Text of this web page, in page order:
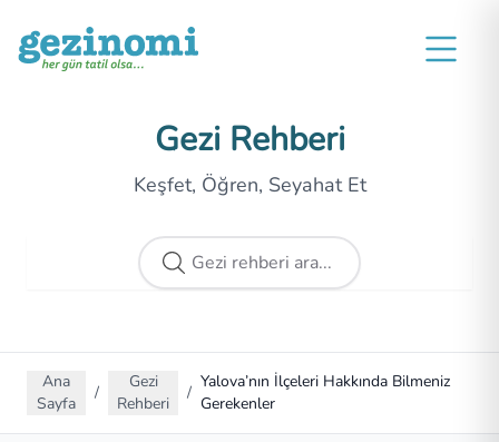
Gezi Rehberi
Keşfet, Öğren, Seyahat Et
Ana
Sayfa
/
Gezi
Rehberi
/
Yalova’nın İlçeleri Hakkında Bilmeniz
Gerekenler